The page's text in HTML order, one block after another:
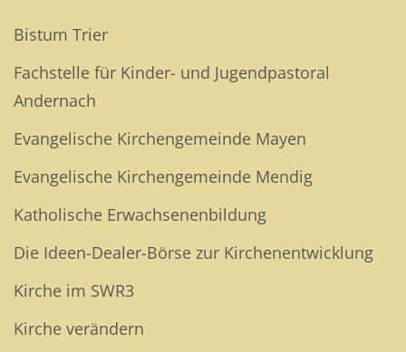
Bistum Trier
Fachstelle für Kinder- und Jugendpastoral
Andernach
Evangelische Kirchengemeinde Mayen
Evangelische Kirchengemeinde Mendig
Katholische Erwachsenenbildung
Die Ideen-Dealer-Börse zur Kirchenentwicklung
Kirche im SWR3
Kirche verändern